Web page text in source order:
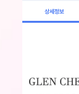
상세정보